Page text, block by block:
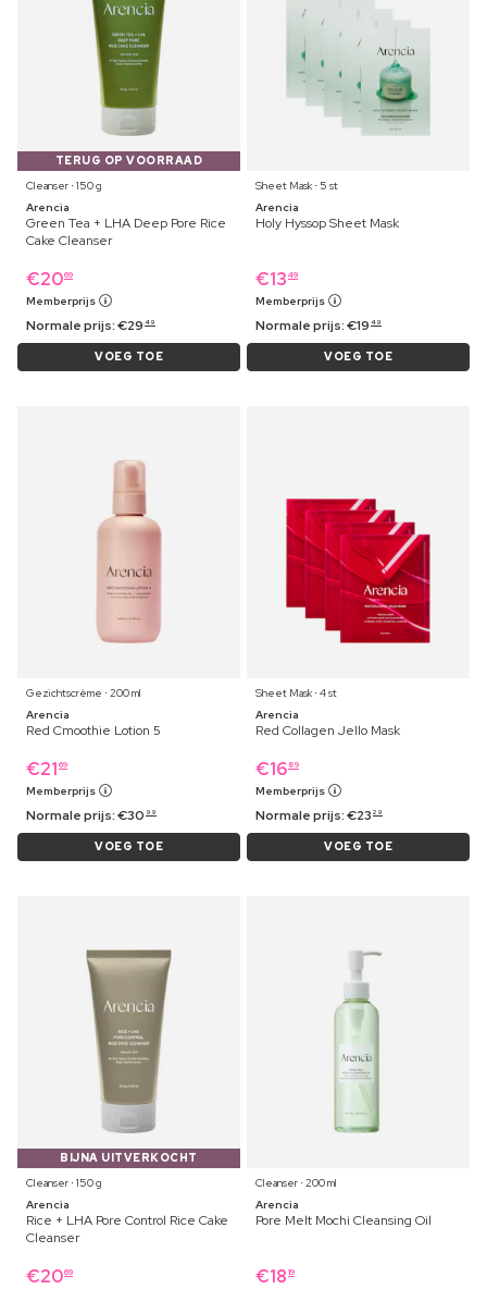
TERUG OP VOORRAAD
Cleanser ⋅ 150 g
Arencia
Green Tea + LHA Deep Pore Rice
Cake Cleanser
€2069
Memberprijs
Normale prijs:€29 49
VOEG TOE
Sheet Mask ⋅ 5 st
Arencia
Holy Hyssop Sheet Mask
€13 49
Memberprijs
Normale prijs:€19 49
VOEG TOE
Gezichtscrème ⋅ 200 ml
Arencia
Red Cmoothie Lotion 5
€21 69
Memberprijs
Normale prijs:€30 99
VOEG TOE
Sheet Mask ⋅ 4 st
Arencia
Red Collagen Jello Mask
€16 89
Memberprijs
Normale prijs:€23 29
VOEG TOE
BIJNA UITVERKOCHT
Cleanser ⋅ 150 g
Arencia
Rice + LHA Pore Control Rice Cake
Cleanser
€2069
Cleanser ⋅ 200 ml
Arencia
Pore Melt Mochi Cleansing Oil
€18 19